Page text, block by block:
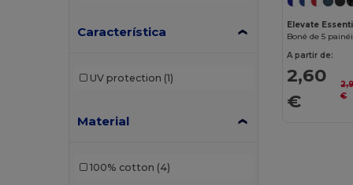
Característica
UV protection (1)
Material
100% cotton (4)
Elevate
Boné de 5
A partir de:
2,60
€
€